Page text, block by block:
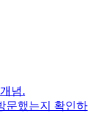
념.
문했는지 확인하